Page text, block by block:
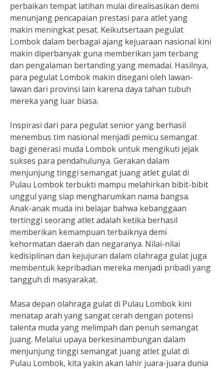
perbaikan tempat latihan mulai direalisasikan demi
menunjang pencapaian prestasi para atlet yang
makin meningkat pesat. Keikutsertaan pegulat
Lombok dalam berbagai ajang kejuaraan nasional kini
makin diperbanyak guna memberikan jam terbang
dan pengalaman bertanding yang memadai. Hasilnya,
para pegulat Lombok makin disegani oleh lawan-
lawan dari provinsi lain karena daya tahan tubuh
mereka yang luar biasa.
Inspirasi dari para pegulat senior yang berhasil
menembus tim nasional menjadi pemicu semangat
bagi generasi muda Lombok untuk mengikuti jejak
sukses para pendahulunya. Gerakan dalam
menjunjung tinggi semangat juang atlet gulat di
Pulau Lombok terbukti mampu melahirkan bibit-bibit
unggul yang siap mengharumkan nama bangsa.
Anak-anak muda ini belajar bahwa kebanggaan
tertinggi seorang atlet adalah ketika berhasil
memberikan kemampuan terbaiknya demi
kehormatan daerah dan negaranya. Nilai-nilai
kedisiplinan dan kejujuran dalam olahraga gulat juga
membentuk kepribadian mereka menjadi pribadi yang
tangguh di masyarakat.
Masa depan olahraga gulat di Pulau Lombok kini
menatap arah yang sangat cerah dengan potensi
talenta muda yang melimpah dan penuh semangat
juang. Melalui upaya berkesinambungan dalam
menjunjung tinggi semangat juang atlet gulat di
Pulau Lombok, kita yakin akan lahir juara-juara dunia